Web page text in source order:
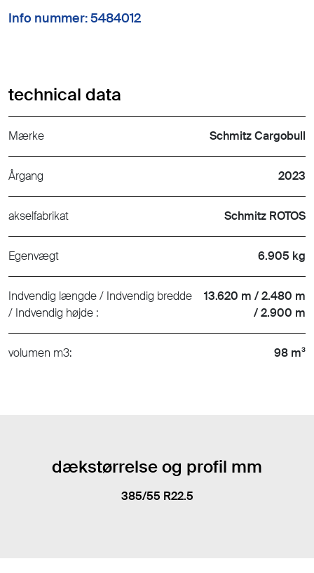
Info nummer: 5484012
technical data
Mærke Schmitz Cargobull
Årgang 2023
akselfabrikat Schmitz ROTOS
Egenvægt 6.905 kg
Indvendig længde / Indvendig bredde
/ Indvendig højde :
13.620 m / 2.480 m
/ 2.900 m
volumen m3: 98 m³
dækstørrelse og profil mm
385/55 R22.5